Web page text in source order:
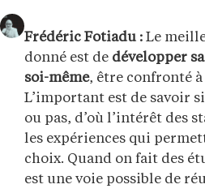
Frédéric Fotiadu : Le
donné est de développer
soi-même, être confronté
L’important est de savoir
ou pas, d’où l’intérêt des
les expériences qui
choix. Quand on fait des
est une voie possible de